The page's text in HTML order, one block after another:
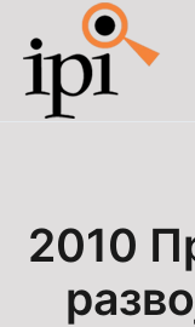
Skip to main
2010